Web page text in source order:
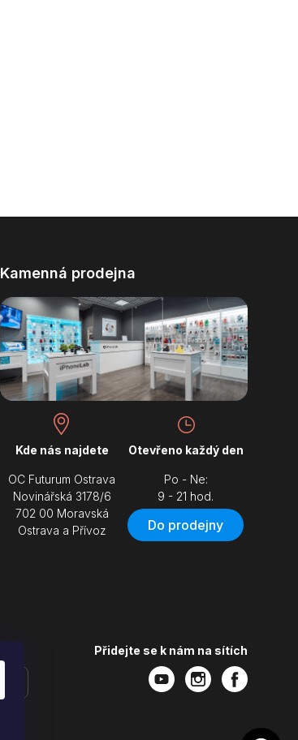
Kamenná prodejna
Kde nás najdete
OC Futurum Ostrava
Novinářská 3178/6
702 00 Moravská
Ostrava a Přívoz
Otevřeno každý den
Po - Ne:
9 - 21 hod.
Do prodejny
Přidejte se k nám na sítích